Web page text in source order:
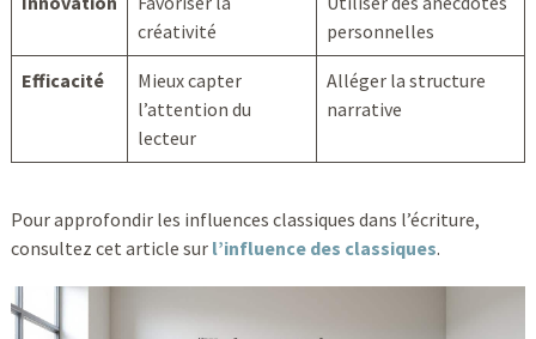
créativité
personnelles
Efficacité
Mieux capter
l’attention du
lecteur
Alléger la structure
narrative
Pour approfondir les influences classiques dans l’écriture,
consultez cet article sur l’influence des classiques.